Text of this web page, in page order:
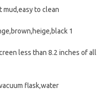
to clean
1
less than 8.2 inches of
flask,water